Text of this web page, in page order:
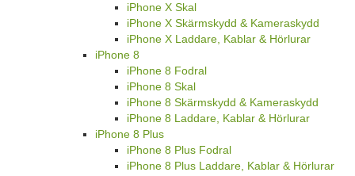
iPhone X Skal
iPhone X Skärmskydd & Kameraskydd
iPhone X Laddare, Kablar & Hörlurar
iPhone 8
iPhone 8 Fodral
iPhone 8 Skal
iPhone 8 Skärmskydd & Kameraskydd
iPhone 8 Laddare, Kablar & Hörlurar
iPhone 8 Plus
iPhone 8 Plus Fodral
iPhone 8 Plus Laddare, Kablar & Hörlurar